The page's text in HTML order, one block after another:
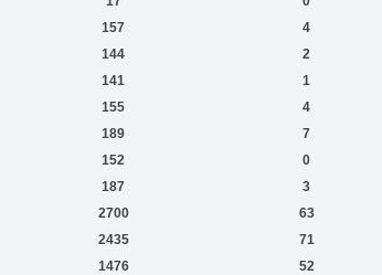
157 4
144 2
141 1
155 4
189 7
152 0
187 3
2700 63
2435 71
1476 52